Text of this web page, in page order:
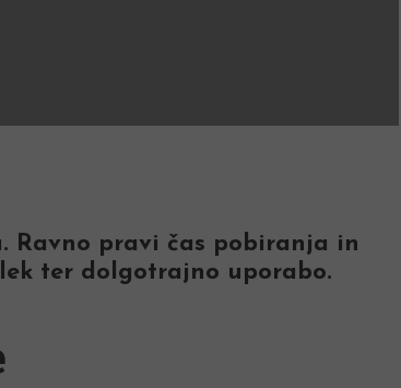
Ravno pravi čas pobiranja in
ter dolgotrajno uporabo.